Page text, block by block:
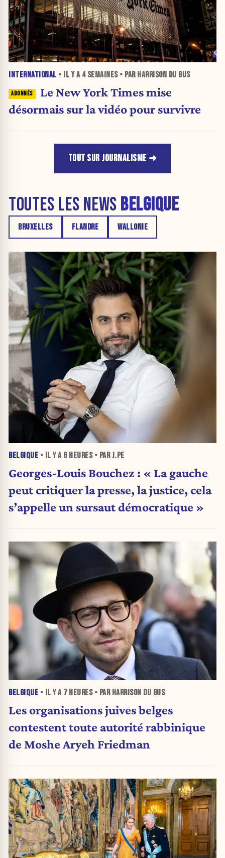
INTERNATIONAL • IL Y A 4 SEMAINES• PAR HARRISON DU BUS
Le New York Times mise
désormais sur la vidéo pour survivre
TOUT SUR JOURNALISME
TOUTES LES NEWS BELGIQUE
BRUXELLES FLANDRE WALLONIE
BELGIQUE • IL Y A 6 HEURES• PAR J.PE
Georges-Louis Bouchez : « La gauche
peut critiquer la presse, la justice, cela
s’appelle un sursaut démocratique »
BELGIQUE • IL Y A 7 HEURES• PAR HARRISON DU BUS
Les organisations juives belges
contestent toute autorité rabbinique
de Moshe Aryeh Friedman